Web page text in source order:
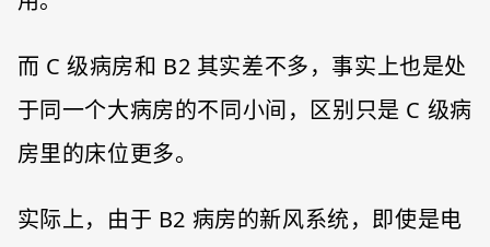
而 C 级病房和 B2 其实差不多，事实上也是处
于同一个大病房的不同小间，区别只是 C 级病
房里的床位更多。
实际上，由于 B2 病房的新风系统，即使是电